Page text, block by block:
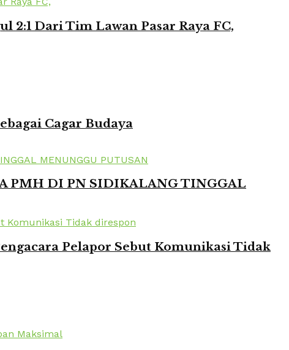
Dari Tim Lawan Pasar Raya FC,
Cagar Budaya
PMH DI PN SIDIKALANG TINGGAL
Pelapor Sebut Komunikasi Tidak